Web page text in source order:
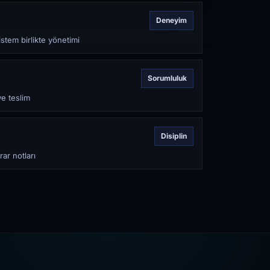
Deneyim
birlikte yönetimi
Sorumluluk
teslim
Disiplin
notları